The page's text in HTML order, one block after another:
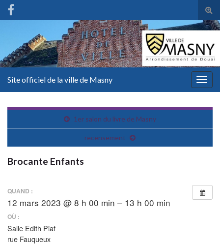
Site officiel de la ville de Masny
1er salon du livre de Masny
recensement
Brocante Enfants
QUAND :
12 mars 2023 @ 8 h 00 min – 13 h 00 min
OÙ :
Salle Edith Piaf
rue Fauqueux